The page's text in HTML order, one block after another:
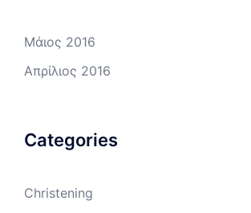
Μάιος 2016
Απρίλιος 2016
Categories
Christening